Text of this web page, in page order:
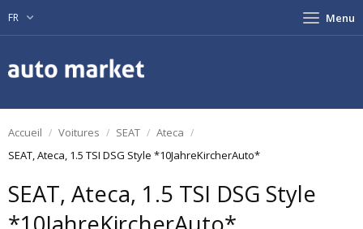
FR Menu
Accueil Voitures SEAT
Ateca
SEAT, Ateca, 1.5 TSI DSG Style *10JahreKircherAuto*
SEAT, Ateca, 1.5 TSI DSG Style